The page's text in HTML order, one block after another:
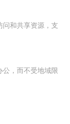
问和共享资源，支
，而不受地域限